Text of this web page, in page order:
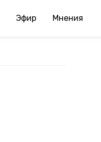
Эфир Мнения